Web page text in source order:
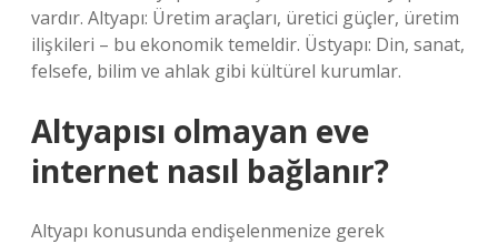
vardır. Altyapı: Üretim araçları, üretici güçler, üretim
ilişkileri – bu ekonomik temeldir. Üstyapı: Din, sanat,
felsefe, bilim ve ahlak gibi kültürel kurumlar.
Altyapısı olmayan eve
internet nasıl bağlanır?
Altyapı konusunda endişelenmenize gerek